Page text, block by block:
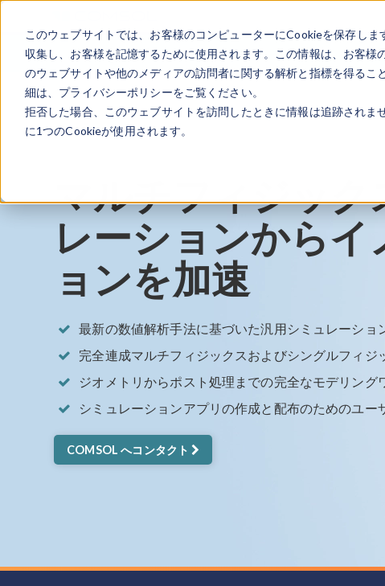
このウェブサイトでは、お客様のコンピューターにCookieを保存し
収集し、お客様を記憶するために使用されます。この情報は、お客
のウェブサイトや他のメディアの訪問者に関する解析と指標を得る
細は、プライバシーポリシーをご覧ください。
拒否した場合、このウェブサイトを訪問したときに情報は追跡され
に1つのCookieが使用されます。
マルチフィジック
レーションからイ
ョンを加速
最新の数値解析手法に基づいた汎用シミュレーショ
完全連成マルチフィジックスおよびシングルフィジ
ジオメトリからポスト処理までの完全なモデリング
シミュレーションアプリの作成と配布のためのユー
COMSOL へコンタクト